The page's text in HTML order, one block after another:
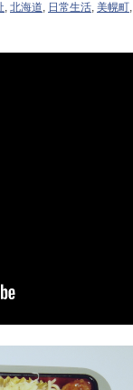
, 北海道, 日常生活, 美幌町,